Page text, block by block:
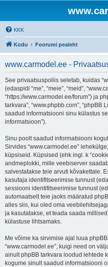
KKK
Kodu Foorumi pealeht
www.carmodel.ee -
See privaatsuspoliis seletab, kuidas
(edaspidi “me”, “meie”, “meid”,
“https://www.carmodel.ee/forum”) ja
tarkvara”, “www.phpbb.com”, “phpBB
saadud informatsiooni sinu külastus
informatsioon”).
Sinu poolt saadud informatsiooni
Sirvides “www.carmodel.ee”
küpsiseid. Küpsised (ehk ingl. k
andmeplokki, mille veebiserver
salvestatakse teie arvuti kõvakettale.
kasutaja identifitseerimise tunnust
sessiooni identifitseerimise tunnust
automaatselt teie jaoks määratud
alles siis, kui oled oma
ja kasutatakse, et teada saada
külastuse lihtsamaks.
Me võime ka sirvimise ajal luua
“www.carmodel.ee”, kuigi need on
ainult phpBB tarkvara loodud lehtede
kogume sinult saadud informatsiooni